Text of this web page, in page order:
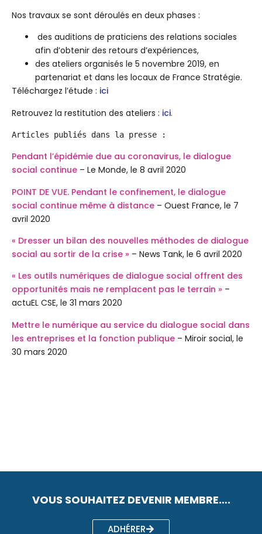
Nos travaux se sont déroulés en deux phases :
des auditions de praticiens des relations sociales
afin d’obtenir des retours d’expériences,
des ateliers organisés le 5 novembre 2019, en
partenariat et dans les locaux de France Stratégie.
Téléchargez l’étude : ici
Retrouvez la restitution des ateliers : ici.
Articles publiés dans la presse :
Pendant l’épidémie due au coronavirus, le dialogue
social continue – Le Monde, le 8 avril 2020
POINT DE VUE. Pendant le confinement, le dialogue
social continue même à distance – Ouest France, le 7
avril 2020
« Dresser un bilan des nouvelles méthodes de dialogue
social au sortir de la crise » – News Tank, le 6 avril 2020
« Les outils numériques de dialogue social offrent des
opportunités mais ne remplacent pas le terrain » –
actuEL CSE, le 31 mars 2020
Mettre le numérique au service du dialogue social dans
les entreprises et la fonction publique – Miroir social, le
30 mars 2020
VOUS SOUHAITEZ DEVENIR MEMBRE….
ADHÉRER